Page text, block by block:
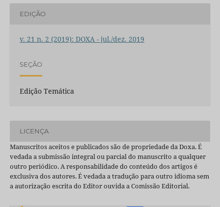
EDIÇÃO
v. 21 n. 2 (2019): DOXA - jul./dez. 2019
SEÇÃO
Edição Temática
LICENÇA
Manuscritos aceitos e publicados são de propriedade da Doxa. É
vedada a submissão integral ou parcial do manuscrito a qualquer
outro periódico. A responsabilidade do conteúdo dos artigos é
exclusiva dos autores. É vedada a tradução para outro idioma sem
a autorização escrita do Editor ouvida a Comissão Editorial.